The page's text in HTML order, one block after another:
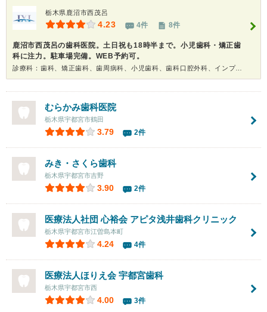
栃木県鹿沼市西茂呂
4.23 4件 8件
鹿沼市西茂呂の歯科医院。土日祝も18時半まで。小児歯科・矯正歯
科に注力。駐車場完備。WEB予約可。
診療科：歯科、矯正歯科、歯周病科、小児歯科、歯科口腔外科、インプラント、ホワイトニング
むらかみ歯科医院
栃木県宇都宮市鶴田
3.79 2件
みき・さくら歯科
栃木県宇都宮市吉野
3.90 2件
医療法人社団 心裕会 アピタ浅井歯科クリニック
栃木県宇都宮市江曽島本町
4.24 4件
医療法人ほりえ会 宇都宮歯科
栃木県宇都宮市西
4.00 3件